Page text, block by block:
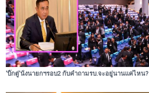
'บิ๊กตู่'นั่งนายกฯรอบ2 กับคำถามรบ.จะอยู่นานแค่ไหน?